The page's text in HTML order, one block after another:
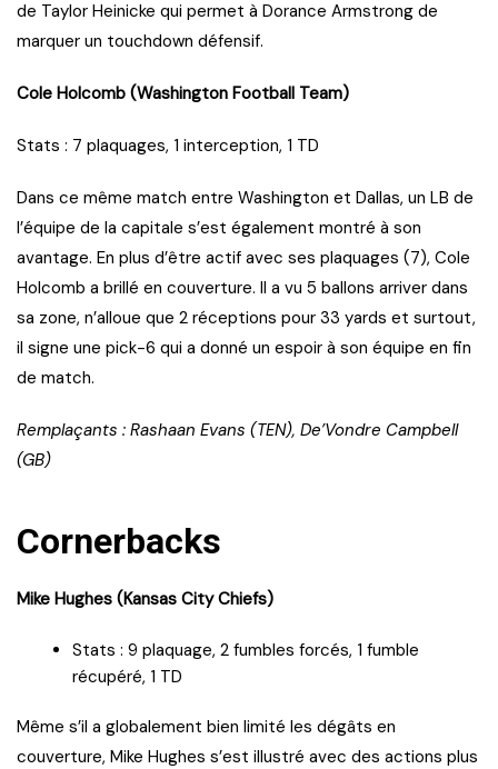
de Taylor Heinicke qui permet à Dorance Armstrong de
marquer un touchdown défensif.
Cole Holcomb (Washington Football Team)
Stats : 7 plaquages, 1 interception, 1 TD
Dans ce même match entre Washington et Dallas, un LB de
l’équipe de la capitale s’est également montré à son
avantage. En plus d’être actif avec ses plaquages (7), Cole
Holcomb a brillé en couverture. Il a vu 5 ballons arriver dans
sa zone, n’alloue que 2 réceptions pour 33 yards et surtout,
il signe une pick-6 qui a donné un espoir à son équipe en fin
de match.
Remplaçants : Rashaan Evans (TEN), De’Vondre Campbell
(GB)
Cornerbacks
Mike Hughes (Kansas City Chiefs)
Stats : 9 plaquage, 2 fumbles forcés, 1 fumble
récupéré, 1 TD
Même s’il a globalement bien limité les dégâts en
couverture, Mike Hughes s’est illustré avec des actions plus